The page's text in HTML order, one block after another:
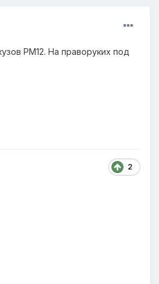
PM12. На праворуких под
2